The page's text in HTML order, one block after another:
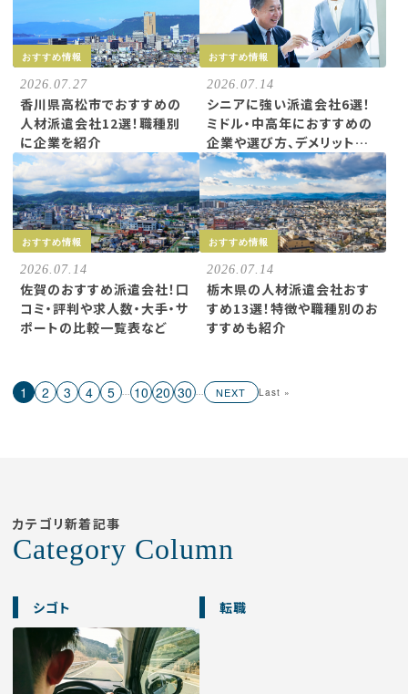
おすすめ情報
2026.07.27
香川県高松市でおすすめの
人材派遣会社12選！職種別
に企業を紹介
おすすめ情報
2026.07.14
シニアに強い派遣会社6選！
ミドル・中高年におすすめの
企業や選び方、デメリット…
おすすめ情報
2026.07.14
佐賀のおすすめ派遣会社！口
コミ・評判や求人数・大手・サ
ポートの比較一覧表など
おすすめ情報
2026.07.14
栃木県の人材派遣会社おす
すめ13選！特徴や職種別のお
すすめも紹介
1 2 3 4 5 10 20 30 ... NEXT Last »
カテゴリ新着記事
Category Column
シゴト 転職